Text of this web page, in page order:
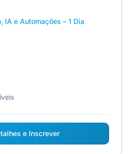
IA e Automações – 1 Dia
e Inscrever